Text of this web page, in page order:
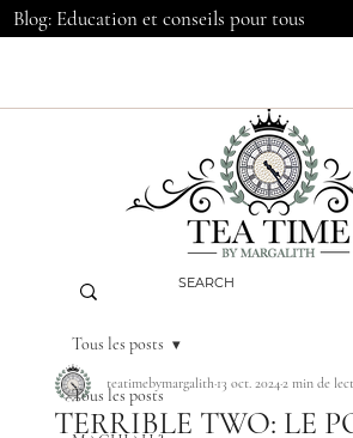
Blog: Education et conseils pour tous
Tous les posts
Tous les posts
TERRIBLE TWO: LE
teatimebymargalith13 oct. 20242 min de